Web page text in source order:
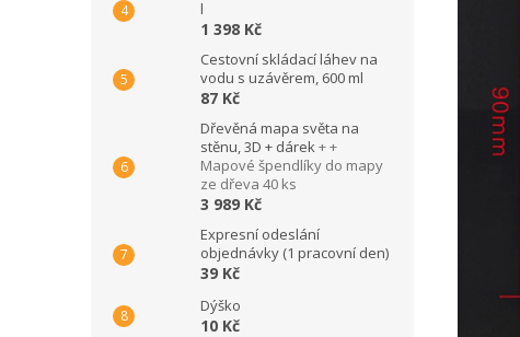
l
1 398 Kč
Cestovní skládací láhev na
vodu s uzávěrem, 600 ml
87 Kč
Dřevěná mapa světa na
stěnu, 3D + dárek+ +
Mapové špendlíky do mapy
ze dřeva 40 ks
3 989 Kč
Expresní odeslání
objednávky (1 pracovní den)
39 Kč
Dýško
10 Kč